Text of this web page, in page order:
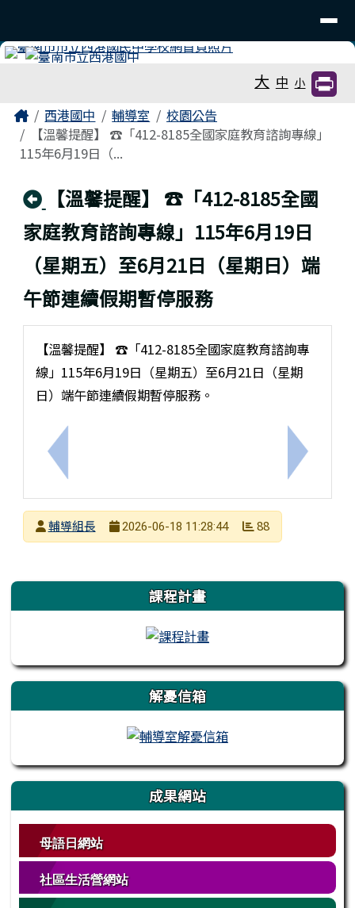
大 中 小
主內容區域
Home西港國中 輔導室
校園公告
【溫馨提醒】 ☎️「412-8185全國家庭教育諮詢專線」
115年6月19日（...
回上頁
【溫馨提醒】 ☎️「412-8185全國
家庭教育諮詢專線」115年6月19日
（星期五）至6月21日（星期日）端
午節連續假期暫停服務
上一筆：轉知亞洲大學中亞聯大網 路成癮防治中心
【溫馨提醒】 ☎️「412-8185全國家庭教育諮詢專
線」115年6月19日（星期五）至6月21日（星期
日）端午節連續假期暫停服務。
下一筆：
發布者
輔導組長
2026-06-18 11:28:44 88
左邊區域內容 課程計畫
解憂信箱
成果網站
母語日網站
社區生活營網站
頁尾區域